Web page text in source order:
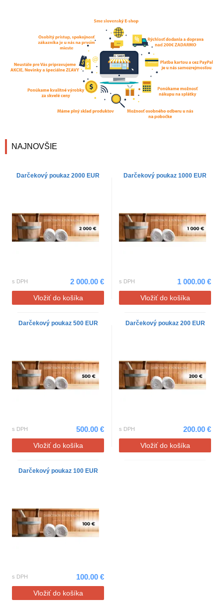
NAJNOVŠIE
Darčekový poukaz 2000 EUR
s DPH 2 000.00 €
Vložiť do košíka
Darčekový poukaz 1000 EUR
s DPH 1 000.00 €
Vložiť do košíka
Darčekový poukaz 500 EUR
s DPH 500.00 €
Vložiť do košíka
Darčekový poukaz 200 EUR
s DPH 200.00 €
Vložiť do košíka
Darčekový poukaz 100 EUR
s DPH 100.00 €
Vložiť do košíka